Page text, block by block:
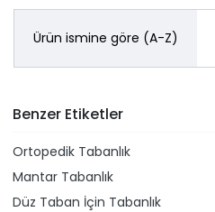
Ürün ismine göre (A-Z)
Benzer Etiketler
Ortopedik Tabanlık
Mantar Tabanlık
Düz Taban İçin Tabanlık